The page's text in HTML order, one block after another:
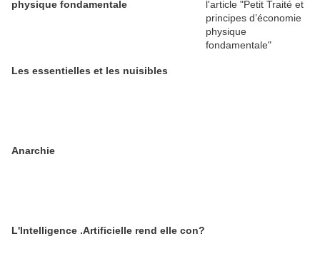
physique fondamentale
Les essentielles et les nuisibles
Anarchie
L'Intelligence .Artificielle rend elle con?